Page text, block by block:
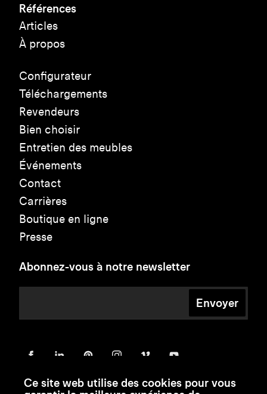
Références
Articles
À propos
Configurateur
Téléchargements
Revendeurs
Bien choisir
Entretien des meubles
Événements
Contact
Carrières
Boutique en ligne
Presse
Abonnez-vous à notre newsletter
Envoyer
Ce site web utilise des cookies pour vous